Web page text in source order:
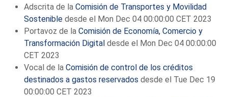
Adscrita de laComisión de Transportes y Movilidad
Sostenible desde el Mon Dec 04 00:00:00 CET 2023
Portavoz de laComisión de Economía, Comercio y
Transformación Digital desde el Mon Dec 04 00:00:00
CET 2023
Vocal de laComisión de control de los créditos
destinados a gastos reservados desde el Tue Dec 19
00:00:00 CET 2023